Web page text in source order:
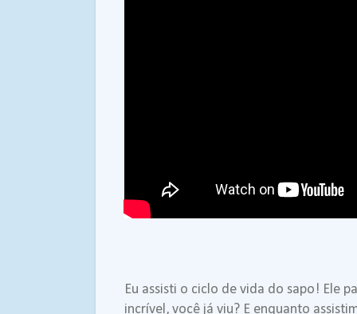
Eu assisti o ciclo de vida do sapo! Ele
incrível, você já viu? E enquanto